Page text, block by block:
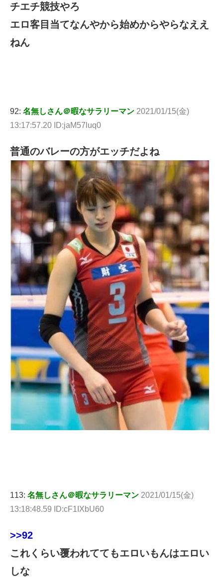
チエチ競技やろ
エロ客目当てなんやから始めからやらなええ
ねん
92: 名無しさん＠暇なサラリーマン 2021/01/15(金)
13:17:57.20 ID:jaM57luq0
普通のバレーの方がエッチだよね
113: 名無しさん＠暇なサラリーマン 2021/01/15(金)
13:18:48.59 ID:cF1IXbU60
>>92
これくらい覆われててもエロいもんはエロい
しな